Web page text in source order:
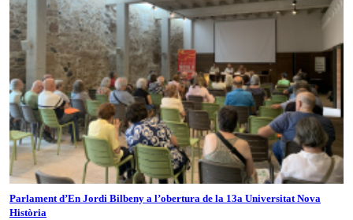
Parlament d’En Jordi Bilbeny a l’obertura de la 13a Universitat Nova
Història